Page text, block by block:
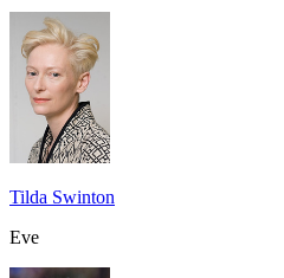
Tilda Swinton
Eve